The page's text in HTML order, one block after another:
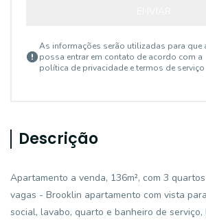
As informações serão utilizadas para que
possa entrar em contato de acordo com a
política de privacidade e termos de serviço
Descrição
Apartamento a venda, 136m², com 3
vagas - Brooklin apartamento com vista
social, lavabo, quarto e banheiro de